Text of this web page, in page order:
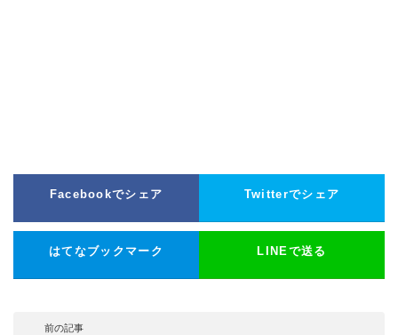
Facebookでシェア Twitterでシェア
はてなブックマーク LINEで送る
前の記事